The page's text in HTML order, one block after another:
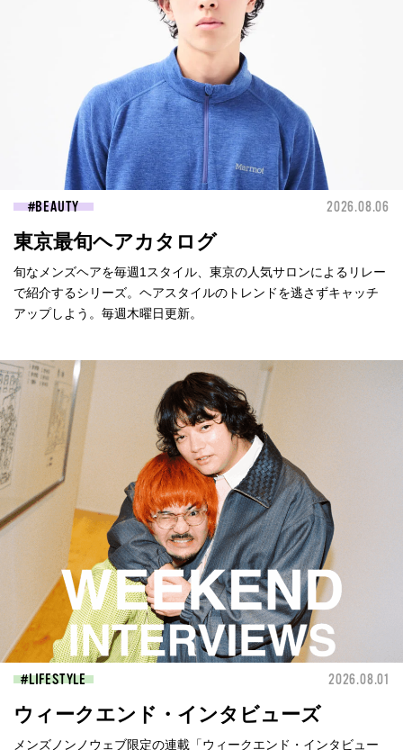
BEAUTY 2026.08.06
東京最旬ヘアカタログ
旬なメンズヘアを毎週1スタイル、東京の人気サロンによるリレー
で紹介するシリーズ。ヘアスタイルのトレンドを逃さずキャッチ
アップしよう。毎週木曜日更新。
LIFESTYLE 2026.08.01
ウィークエンド・インタビューズ
メンズノンノウェブ限定の連載「ウィークエンド・インタビュー